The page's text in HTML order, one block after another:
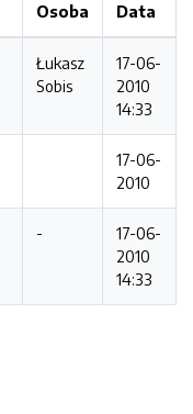
Osoba Data
Łukasz
Sobis
17-06-
2010
14:33
17-06-
2010
-
17-06-
2010
14:33